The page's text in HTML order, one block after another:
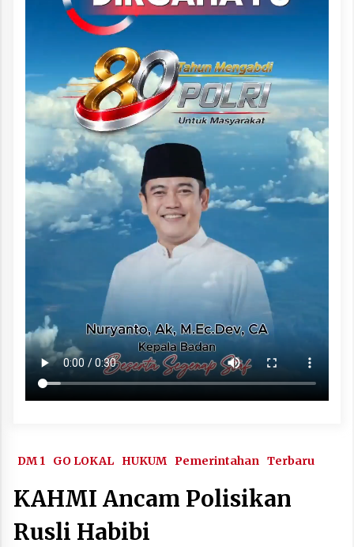
DM 1 GO LOKAL HUKUM Pemerintahan Terbaru
KAHMI Ancam Polisikan
Rusli Habibi